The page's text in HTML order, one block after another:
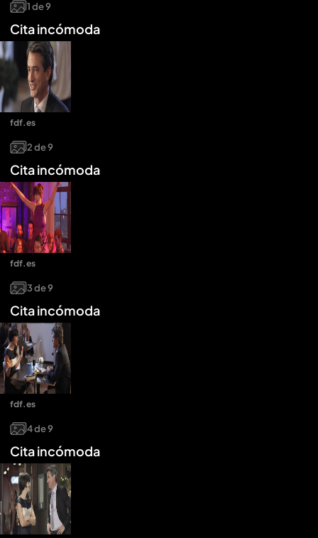
1de9
Cita incómoda
2de9
Cita incómoda
fdf.es
3de9
Cita incómoda
fdf.es
4de9
Cita incómoda
fdf.es